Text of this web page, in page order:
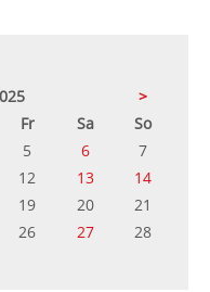
>
Freitag SamstagSonntag
5 6
7
12 13
14
19 20
21
26 27
28